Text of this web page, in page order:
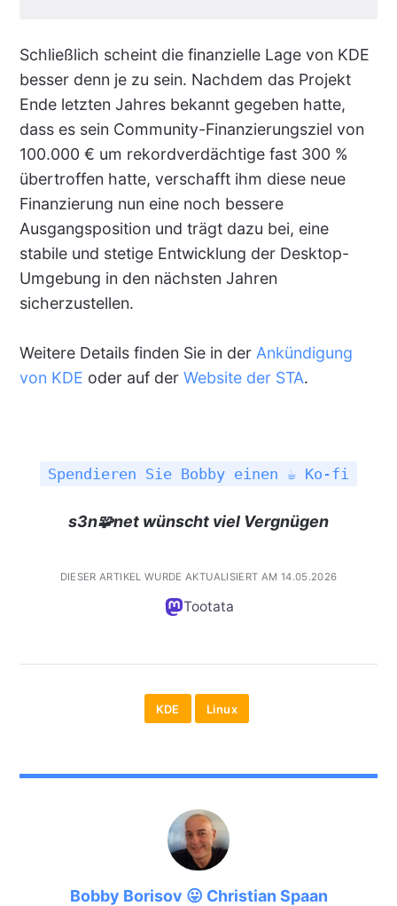
Schließlich scheint die finanzielle Lage von KDE
besser denn je zu sein. Nachdem das Projekt
Ende letzten Jahres bekannt gegeben hatte,
dass es sein Community-Finanzierungsziel von
100.000 € um rekordverdächtige fast 300 %
übertroffen hatte, verschafft ihm diese neue
Finanzierung nun eine noch bessere
Ausgangsposition und trägt dazu bei, eine
stabile und stetige Entwicklung der Desktop-
Umgebung in den nächsten Jahren
sicherzustellen.
Weitere Details finden Sie in der Ankündigung
von KDE oder auf der Website der STA.
Spendieren Sie Bobby einen ☕ Ko-fi
s3n🧩net wünscht viel Vergnügen
DIESER ARTIKEL WURDE AKTUALISIERT AM 14.05.2026
Tootata
KDE Linux
Bobby Borisov 😛 Christian Spaan